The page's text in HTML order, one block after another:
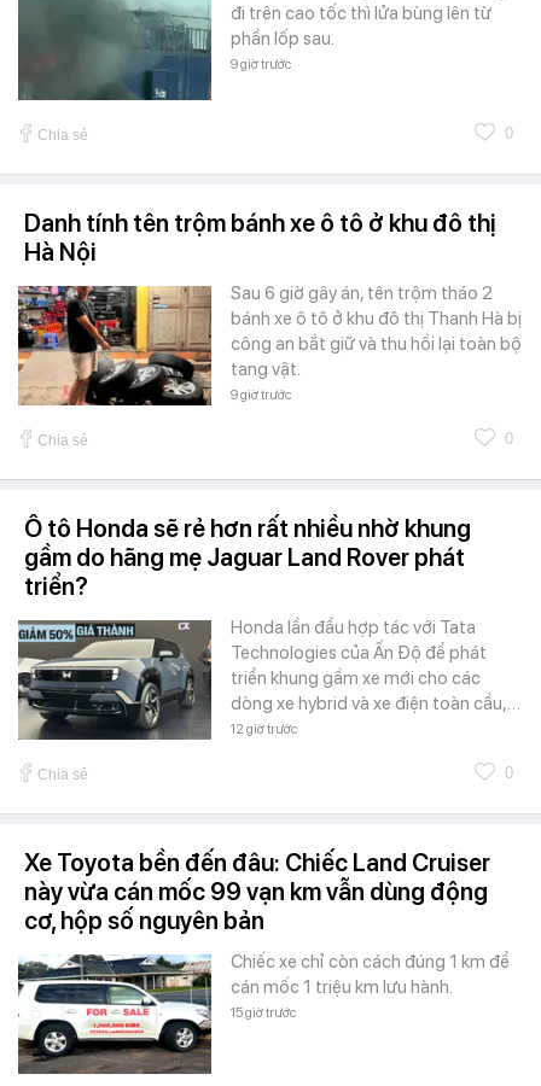
đi trên cao tốc thì lửa bùng lên từ
phần lốp sau.
9 giờ trước
Chia sẻ 0
Danh tính tên trộm bánh xe ô tô ở khu đô thị
Hà Nội
Sau 6 giờ gây án, tên trộm tháo 2
bánh xe ô tô ở khu đô thị Thanh Hà bị
công an bắt giữ và thu hồi lại toàn bộ
tang vật.
9 giờ trước
Chia sẻ 0
Ô tô Honda sẽ rẻ hơn rất nhiều nhờ khung
gầm do hãng mẹ Jaguar Land Rover phát
triển?
Honda lần đầu hợp tác với Tata
Technologies của Ấn Độ để phát
triển khung gầm xe mới cho các
dòng xe hybrid và xe điện toàn cầu,…
12 giờ trước
Chia sẻ 0
Xe Toyota bền đến đâu: Chiếc Land Cruiser
này vừa cán mốc 99 vạn km vẫn dùng động
cơ, hộp số nguyên bản
Chiếc xe chỉ còn cách đúng 1 km để
cán mốc 1 triệu km lưu hành.
15 giờ trước